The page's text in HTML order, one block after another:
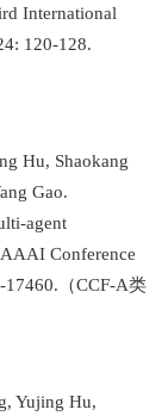
International
120-128.
Hu, Shaokang
Gao.
agent
Conference
17460. （CCF-A类
Yujing Hu,